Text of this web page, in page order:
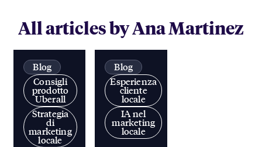
All articles by Ana Martinez
Blog
Consigli
prodotto
Uberall
Strategia
di
marketing
locale
Blog
Esperienza
cliente
locale
IA nel
marketing
locale